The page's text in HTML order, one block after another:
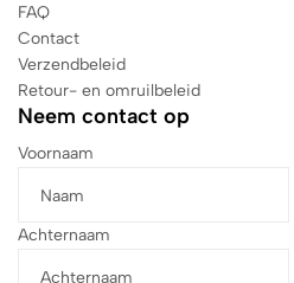
FAQ
Contact
Verzendbeleid
Retour- en omruilbeleid
Neem contact op
Voornaam
Achternaam